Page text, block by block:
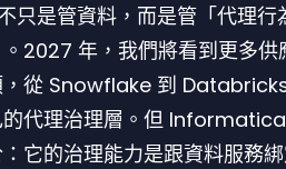
只是管資料，而是管「代理行
2027 年，我們將看到更多供
，從 Snowflake 到
的代理治理層。但
它的治理能力是跟資料服務